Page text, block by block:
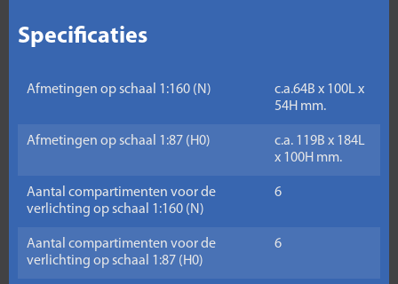
Specificaties
Afmetingen op schaal 1:160 (N)
c.a.64B x 100L x
54H mm.
Afmetingen op schaal 1:87 (H0)
c.a. 119B x 184L
x 100H mm.
Aantal compartimenten voor de
verlichting op schaal 1:160 (N)
6
Aantal compartimenten voor de
verlichting op schaal 1:87 (H0)
6